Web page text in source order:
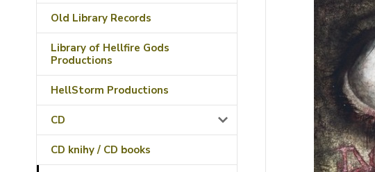
Old Library Records
Library of Hellfire Gods
Productions
HellStorm Productions
CD
CD knihy / CD books